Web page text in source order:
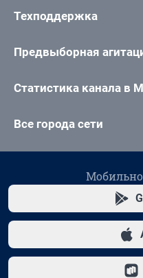
Техподдержка
Предвыборная
Статистика канала в
Все города сети